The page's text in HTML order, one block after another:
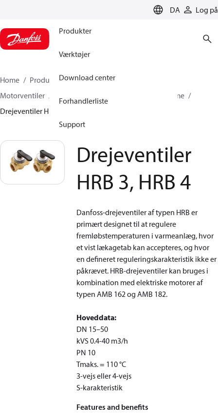
DA Log på
Produkter
Værktøjer
Download center
Forhandlerliste
Support
Home Produkter
Climate Solutions for heating
Motorventiler
Ventiler til centralvarme
Drejeventiler HRB 3, HRB 4
Drejeventiler
HRB 3, HRB 4
Danfoss-drejeventiler af typen HRB er
primært designet til at regulere
fremløbstemperaturen i varmeanlæg, hvor
et vist lækagetab kan accepteres, og hvor
en defineret reguleringskarakteristik ikke er
påkrævet. HRB-drejeventiler kan bruges i
kombination med elektriske motorer af
typen AMB 162 og AMB 182.
Hoveddata:
DN 15–50
kVS0.4-40 m3/h
PN 10
Tmaks.= 110 °C
3-vejs eller 4-vejs
S-karakteristik
Features and benefits